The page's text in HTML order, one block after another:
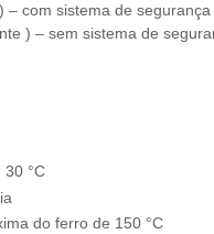
com sistema de
) – sem sistema de
30 °C
do ferro de 150 °C